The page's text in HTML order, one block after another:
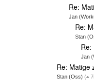
Re:
Jan
Re:
Stan
Jan
Re: Matige
Stan (Oss)(